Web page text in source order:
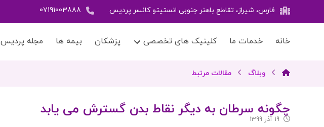
فارس، شیراز، تقاطع باهنر جنوبی انستیتو کانسر پردیس 07191003888
خانه خدمات ما کلینیک های تخصصی پزشکان بیمه ها مجله پردیس
وبلاگ مقالات مرتبط
چگونه سرطان به دیگر نقاط بدن گسترش می یابد
19 آذر 1399